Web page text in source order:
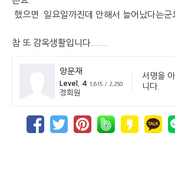
했으면 일요일까진데 안해서 늘어났다는군
참 또 감옥생활입니다.......
앙문재
Level. 4 1,615 / 2,250
정회원
서명을
니다.